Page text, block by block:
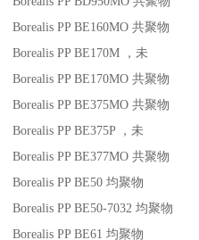
Borealis PP BE160MO 共聚物
Borealis PP BE170M
，未
Borealis PP BE170MO 共聚物
Borealis PP BE375MO 共聚物
Borealis PP BE375P
，未
Borealis PP BE377MO 共聚物
Borealis PP BE50 均聚物
Borealis PP BE50-7032 均聚物
Borealis PP BE61 均聚物